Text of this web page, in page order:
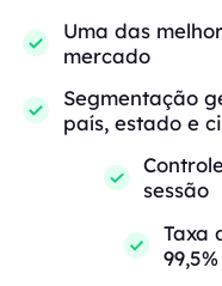
Uma das
mercado
Segmentação
país, estado e
sessão
Taxa
99,5%